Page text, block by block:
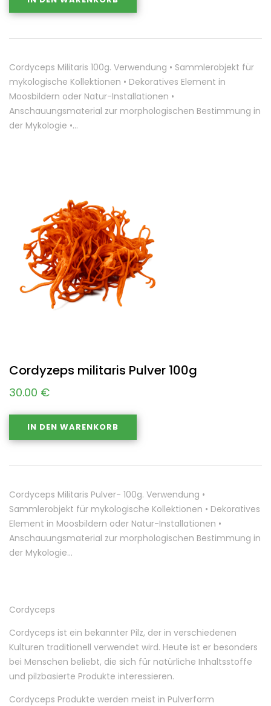
Cordyceps Militaris 100g. Verwendung • Sammlerobjekt für
mykologische Kollektionen • Dekoratives Element in
Moosbildern oder Natur-Installationen •
Anschauungsmaterial zur morphologischen Bestimmung in
der Mykologie •…
Cordyzeps militaris Pulver 100g
30.00 €
IN DEN WARENKORB
Cordyceps Militaris Pulver- 100g. Verwendung •
Sammlerobjekt für mykologische Kollektionen • Dekoratives
Element in Moosbildern oder Natur-Installationen •
Anschauungsmaterial zur morphologischen Bestimmung in
der Mykologie…
Cordyceps
Cordyceps ist ein bekannter Pilz, der in verschiedenen
Kulturen traditionell verwendet wird. Heute ist er besonders
bei Menschen beliebt, die sich für natürliche Inhaltsstoffe
und pilzbasierte Produkte interessieren.
Cordyceps Produkte werden meist in Pulverform